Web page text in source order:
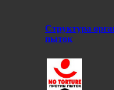
Структура
пыток